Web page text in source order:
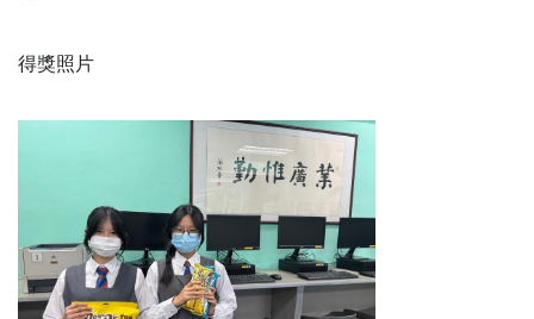
得獎照片